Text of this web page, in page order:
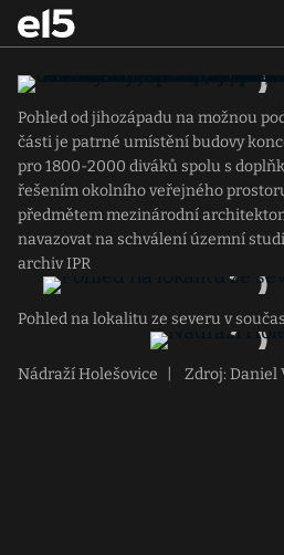
Pohled od jihozápadu na možnou
části je patrné umístění budovy
pro 1800-2000 diváků spolu s
řešením okolního veřejného
předmětem mezinárodní
navazovat na schválení územní
archiv IPR
Pohled na lokalitu ze severu v
Nádraží Holešovice Zdroj: Daniel